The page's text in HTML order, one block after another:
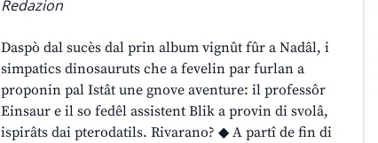
Redazion
Daspò dal sucès dal prin album vignût fûr a Nadâl, i
simpatics dinosauruts che a fevelin par furlan a
proponin pal Istât une gnove aventure: il professôr
Einsaur e il so fedêl assistent Blik a provin di svolâ,
ispirâts dai pterodatils. Rivarano? ◆ A partî de fin di